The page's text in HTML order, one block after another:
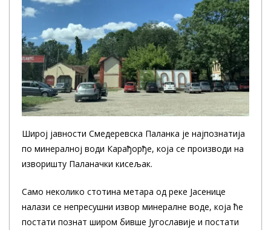
Широј јавности Смедеревска Паланка је најпознатија
по минералној води Карађорђе, која се производи на
изворишту Паланачки кисељак.
Само неколико стотина метара од реке Јасенице
налази се непресушни извор минералне воде, која ће
постати познат широм бивше Југославије и постати